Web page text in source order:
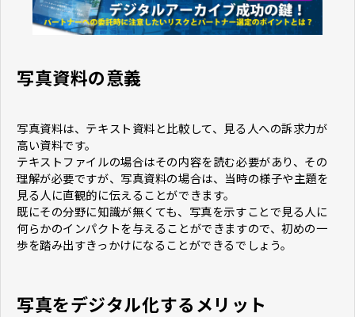
写真資料の意義
写真資料は、テキスト資料と比較して、見る人への訴求力が
高い資料です。
テキストファイルの場合はその内容を読む必要があり、その
理解が必要ですが、写真資料の場合は、当時の様子や主題を
見る人に直観的に伝えることができます。
既にその分野に知識が無くても、写真を示すことで見る人に
何らかのインパクトを与えることができますので、初めの一
歩を踏み出すきっかけになることができるでしょう。
写真をデジタル化するメリット